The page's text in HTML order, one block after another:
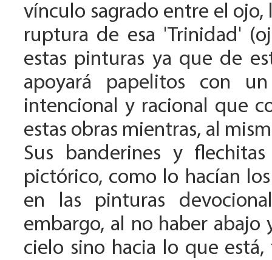
vínculo sagrado entre el
ruptura de esa 'Trinidad'
estas pinturas ya que de
apoyará papelitos con
intencional y racional que
estas obras mientras, al
Sus banderines y
pictórico, como lo hacían
en las pinturas
embargo, al no haber abajo
cielo sino hacia lo que